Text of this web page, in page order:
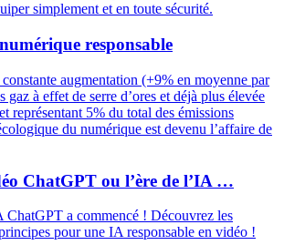
simplement et en toute sécurité.
responsable
augmentation (+9% en moyenne par
gaz à effet de serre d’ores et déjà plus élevée
représentant 5% du total des émissions
du numérique est devenu l’affaire de
ChatGPT ou l’ère de l’IA …
ChatGPT a commencé ! Découvrez les
pour une IA responsable en vidéo !